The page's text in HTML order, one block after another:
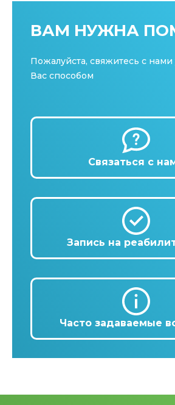
ВАМ НУЖНА
Пожалуйста, свяжитесь с
Вас способом
Связаться с
Запись на
Часто задаваемые